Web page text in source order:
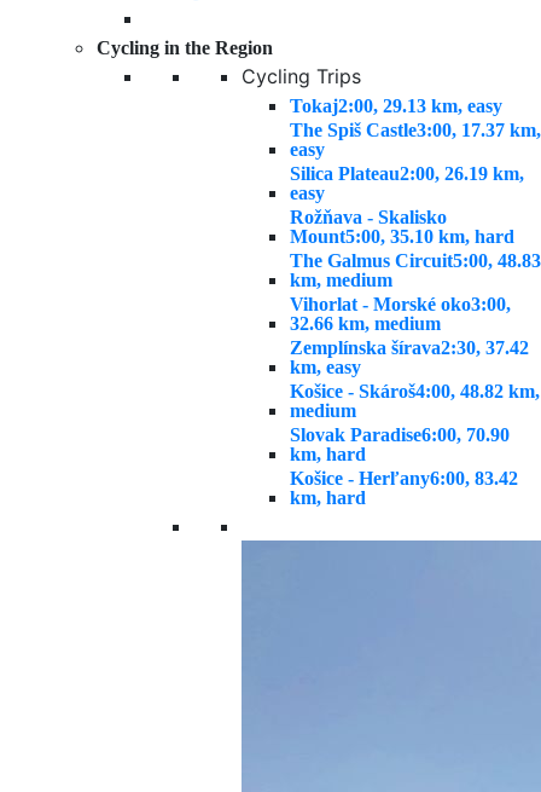
Cycling in the Region
Cycling Trips
Tokaj2:00, 29.13 km, easy
The Spiš Castle3:00, 17.37 km,
easy
Silica Plateau2:00, 26.19 km,
easy
Rožňava - Skalisko
Mount5:00, 35.10 km, hard
The Galmus Circuit5:00, 48.83
km, medium
Vihorlat - Morské oko3:00,
32.66 km, medium
Zemplínska šírava2:30, 37.42
km, easy
Košice - Skároš4:00, 48.82 km,
medium
Slovak Paradise6:00, 70.90
km, hard
Košice - Herľany6:00, 83.42
km, hard